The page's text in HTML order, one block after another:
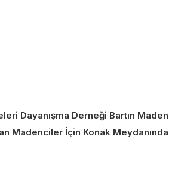
Dayanışma Derneği Bartın Maden
Madenciler İçin Konak Meydanında